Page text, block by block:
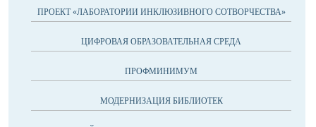
ПРОЕКТ «ЛАБОРАТОРИИ ИНКЛЮЗИВНОГО СОТВОРЧЕСТВА»
ЦИФРОВАЯ ОБРАЗОВАТЕЛЬНАЯ СРЕДА
ПРОФМИНИМУМ
МОДЕРНИЗАЦИЯ БИБЛИОТЕК